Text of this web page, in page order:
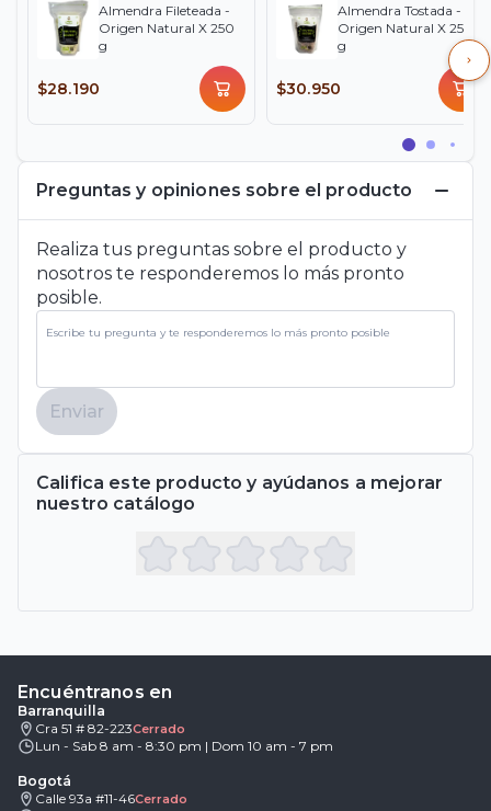
Almendra Fileteada -
Origen Natural X 250
g
$28.190
Almendra Tostada -
Origen Natural X 250
g
$30.950
Preguntas y opiniones sobre el producto
Realiza tus preguntas sobre el producto y
nosotros te responderemos lo más pronto
posible.
Enviar
Califica este producto y ayúdanos a mejorar
nuestro catálogo
Encuéntranos en
Barranquilla
Cra 51 # 82-223Cerrado
Lun - Sab 8 am - 8:30 pm | Dom 10 am - 7 pm
Bogotá
Calle 93a #11-46Cerrado